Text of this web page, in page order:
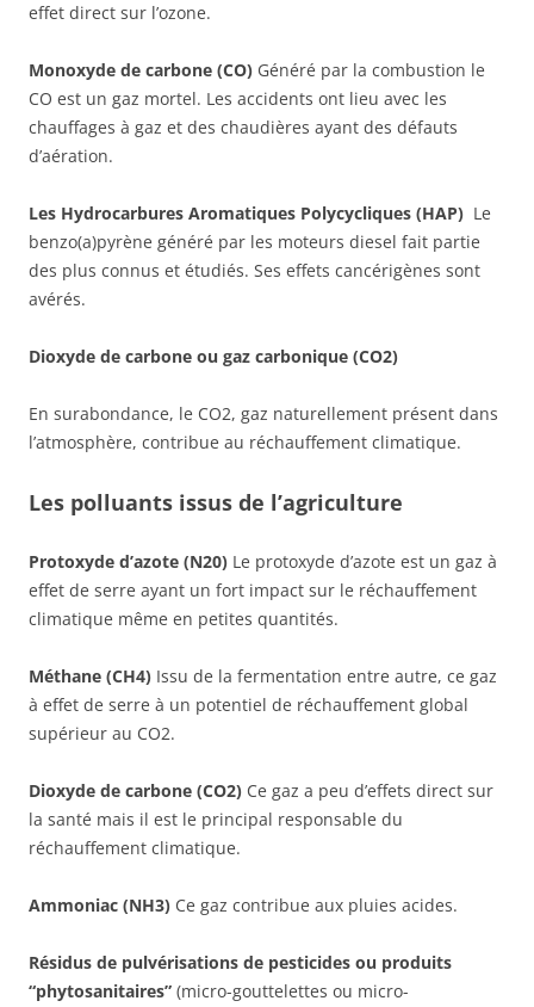
effet direct sur l’ozone.
Monoxyde de carbone (CO) Généré par la combustion le
CO est un gaz mortel. Les accidents ont lieu avec les
chauffages à gaz et des chaudières ayant des défauts
d’aération.
Les Hydrocarbures Aromatiques Polycycliques (HAP) Le
benzo(a)pyrène généré par les moteurs diesel fait partie
des plus connus et étudiés. Ses effets cancérigènes sont
avérés.
Dioxyde de carbone ou gaz carbonique (CO2)
En surabondance, le CO2, gaz naturellement présent dans
l’atmosphère, contribue au réchauffement climatique.
Les polluants issus de l’agriculture
Protoxyde d’azote (N20) Le protoxyde d’azote est un gaz à
effet de serre ayant un fort impact sur le réchauffement
climatique même en petites quantités.
Méthane (CH4) Issu de la fermentation entre autre, ce gaz
à effet de serre à un potentiel de réchauffement global
supérieur au CO2.
Dioxyde de carbone (CO2) Ce gaz a peu d’effets direct sur
la santé mais il est le principal responsable du
réchauffement climatique.
Ammoniac (NH3) Ce gaz contribue aux pluies acides.
Résidus de pulvérisations de pesticides ou produits
“phytosanitaires” (micro-gouttelettes ou micro-